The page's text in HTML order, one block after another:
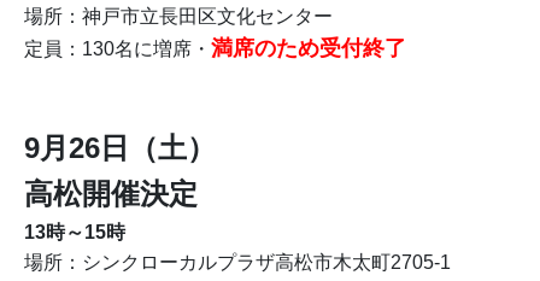
場所：神戸市立長田区文化センター
定員：130名に増席・ 満席のため受付終了
9月26日（土）
高松開催決定
13時～15時
場所：シンクローカルプラザ高松市木太町2705-1